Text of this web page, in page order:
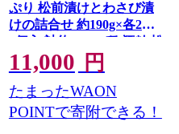
ぷり 松前漬けとわさび漬
けの詰合せ 約190g×各2個
4個入 計約760g 2種 酒粕 松
前漬け 数の子 かずのこ つ
まみ 海鮮 魚卵 魚 魚介 北
海道 小樽市 【決済より7日
程度で発送】
11,000 円
たまったWAON
POINTで寄附できる！